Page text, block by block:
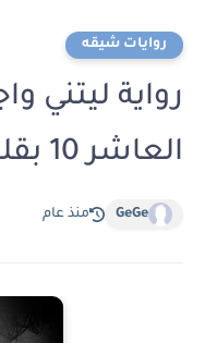
روايات شيقه
رواية ليتني
العاشر 10 بقلم مريم الطائي
GeGe منذ عام